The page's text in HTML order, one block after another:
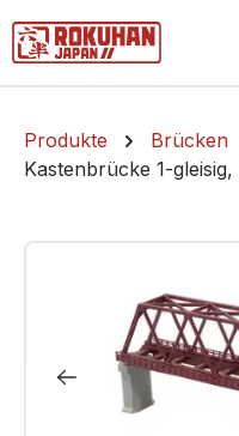
springen
Produkte Brücken
Kastenbrücke 1-
Bildergalerie